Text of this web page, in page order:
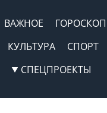
ВАЖНОЕ ГОРОСКОП
КУЛЬТУРА СПОРТ
СПЕЦПРОЕКТЫ